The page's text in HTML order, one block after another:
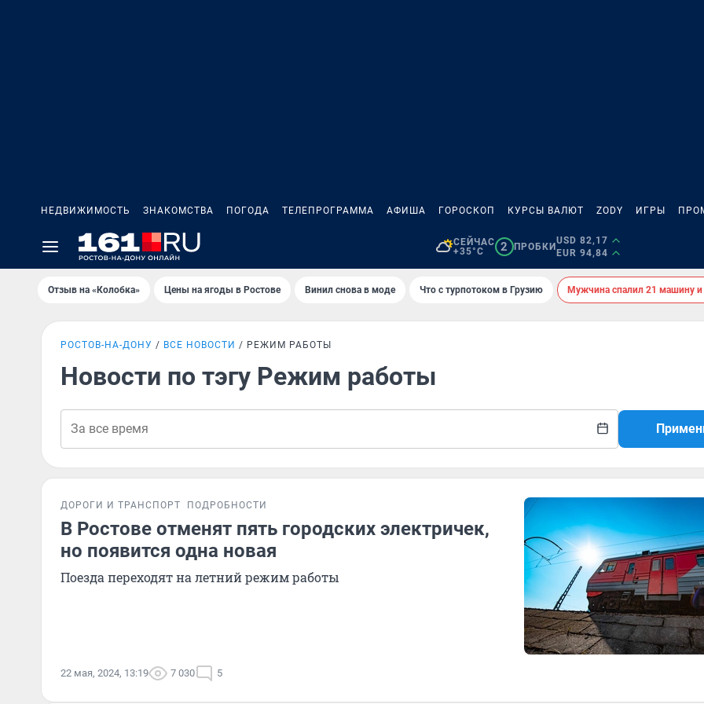
НЕДВИЖИМОСТЬ ЗНАКОМСТВА ПОГОДА ТЕЛЕПРОГРАММА АФИША ГОРОСКОП КУРСЫ ВАЛЮТ ZODY ИГРЫ
СЕЙЧАС
+35°C
2 ПРОБКИ
USD 82,17
EUR 94,84
Отзыв на «Колобка» Цены на ягоды в Ростове Винил снова в моде Что с турпотоком в Грузию Мужчина спалил 21 машину
РОСТОВ-НА-ДОНУ ВСЕ НОВОСТИ РЕЖИМ РАБОТЫ
Новости по тэгу Режим работы
ДОРОГИ И ТРАНСПОРТ ПОДРОБНОСТИ
В Ростове отменят пять городских электричек,
но появится одна новая
Поезда переходят на летний режим работы
22 мая, 2024, 13:19 7 030 5